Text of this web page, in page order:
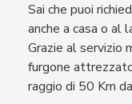
Sai che puoi
anche a casa o al
Grazie al servizio
furgone
raggio di 50 Km